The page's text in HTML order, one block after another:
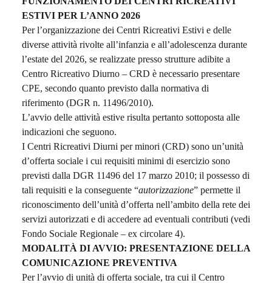
ESTIVI PER L’ANNO 2026
Per l’organizzazione dei Centri Ricreativi Estivi e delle
diverse attività rivolte all’infanzia e all’adolescenza durante
l’estate del 2026, se realizzate presso strutture adibite a
Centro Ricreativo Diurno – CRD è necessario presentare
CPE, secondo quanto previsto dalla normativa di
riferimento (DGR n. 11496/2010).
L’avvio delle attività estive risulta pertanto sottoposta alle
indicazioni che seguono.
I Centri Ricreativi Diurni per minori (CRD) sono un’unità
d’offerta sociale i cui requisiti minimi di esercizio sono
previsti dalla DGR 11496 del 17 marzo 2010; il possesso di
tali requisiti e la conseguente “autorizzazione” permette il
riconoscimento dell’unità d’offerta nell’ambito della rete dei
servizi autorizzati e di accedere ad eventuali contributi (vedi
Fondo Sociale Regionale – ex circolare 4).
MODALITÀ DI AVVIO: PRESENTAZIONE DELLA
COMUNICAZIONE PREVENTIVA
Per l’avvio di unità di offerta sociale, tra cui il Centro